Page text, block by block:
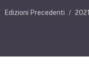
Edizioni Precedenti 2021